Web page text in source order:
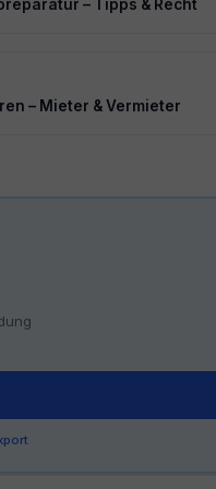
– Tipps & Recht
– Mieter & Vermieter